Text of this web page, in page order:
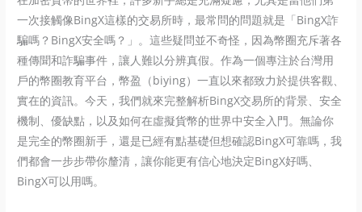
一次接觸像BingX這樣的交易所時，最常問的問題就是「BingX詐
騙嗎？BingX安全嗎？」。這些疑問並不奇怪，因為幣圈充斥著各
種傳聞和詐騙事件，讓人難以分辨真假。作為一個專注於台灣用
戶的幣圈教育平台，幣盈（biying）一直以來都致力於提供客觀、
實在的資訊。今天，我們就來完整解析BingX交易所的背景、安全
機制、優缺點，以及如何在虛擬貨幣的世界中安全入門。無論你
是完全的幣圈新手，還是已經有點基礎但想確認BingX可靠嗎，我
們都會一步步帶你釐清，讓你能更有信心地決定BingX好嗎、
BingX可以用嗎。